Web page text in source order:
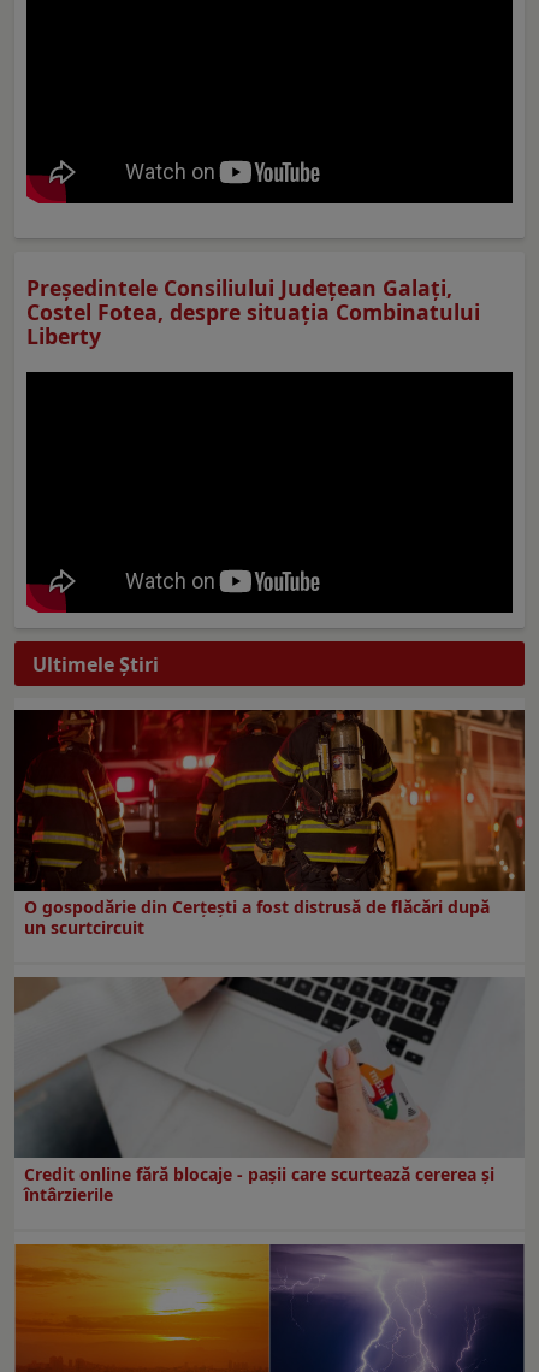
Preşedintele Consiliului Judeţean Galaţi,
Costel Fotea, despre situaţia Combinatului
Liberty
Ultimele Ştiri
O gospodărie din Cerțești a fost distrusă de flăcări după
un scurtcircuit
Credit online fără blocaje - pașii care scurtează cererea și
întârzierile